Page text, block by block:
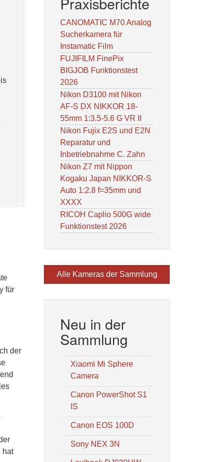
für
der
hat
CANOMATIC M70 Analog
Sucherkamera für
Instamatic Film
FUJIFILM FinePix
BIGJOB Funktionstest
2026
Nikon D3100 mit Nikon
AF-S DX NIKKOR 18-
55mm 1:3.5-5.6 G VR II
Nikon Fujix E2S und E2N
Reparatur und
Inbetriebnahme C. Zahn
Nikon Z7 mit Nippon
Kogaku Japan NIKKOR-S
Auto 1:2.8 f=35mm und
XXXX
RICOH Caplio 500G wide
Funktionstest 2026
Alle Kameras der Sammlung
Neu in der
Sammlung
Xiaomi Mi Sphere
Camera
Canon PowerShot S1
IS
Canon EOS 100D
Sony NEX 3N